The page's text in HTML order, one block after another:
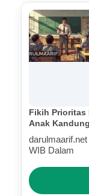
Fikih Prioritas
Anak
WIB Dalam